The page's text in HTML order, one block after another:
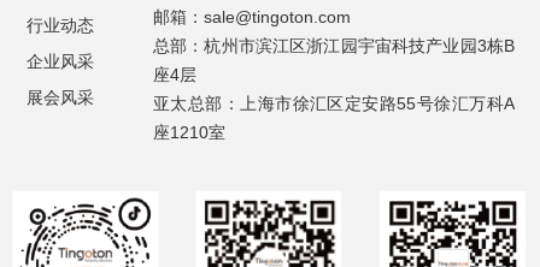
行业动态
企业风采
展会风采
邮箱：sale@tingoton.com
总部：杭州市滨江区浙江园宇宙科技产业园3栋B
座4层
亚太总部：上海市徐汇区定安路55号徐汇万科A
座1210室